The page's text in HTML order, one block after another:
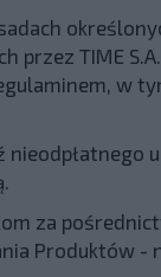
przez TIME
w
za
Produktów -